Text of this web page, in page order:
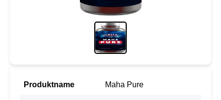
Produktname Maha Pure